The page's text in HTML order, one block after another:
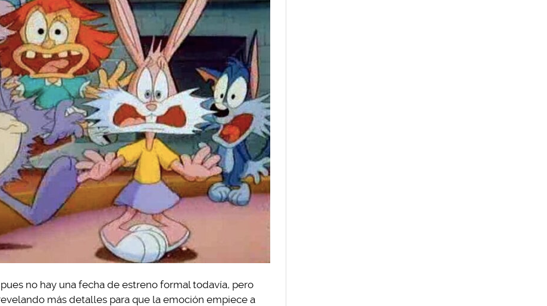
no hay una fecha de estreno formal todavía, pero
más detalles para que la emoción empiece a